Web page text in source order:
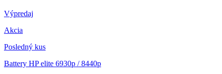
Výpredaj
Akcia
Posledný kus
Battery HP elite 6930p / 8440p